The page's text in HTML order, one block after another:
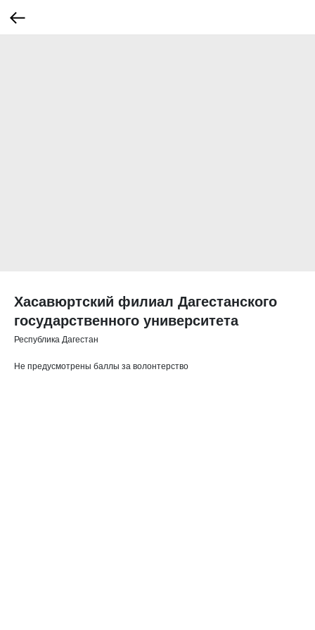
Хасавюртский филиал Дагестанского
государственного университета
Республика Дагестан
Не предусмотрены баллы за волонтерство